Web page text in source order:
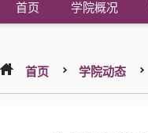
首页 学院概况
首页 学院动态